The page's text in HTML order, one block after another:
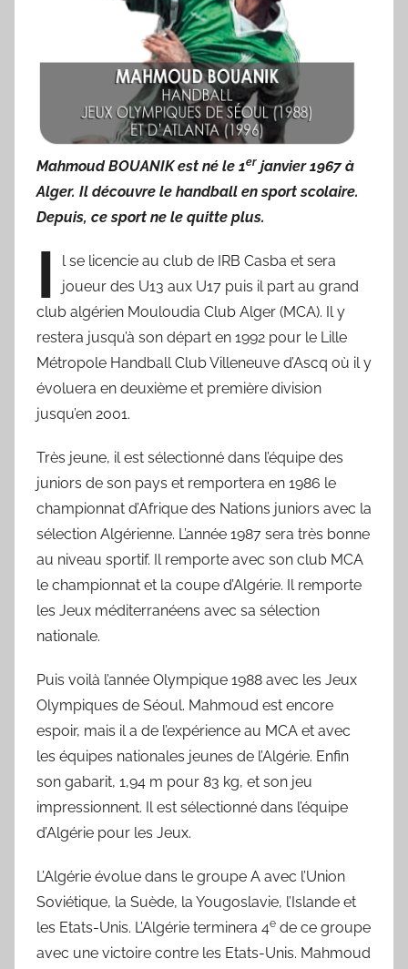
villeneuvois
m
a
Mahmoud BOUANIK est né le 1er janvier 1967 à
Alger. Il découvre le handball en sport scolaire.
Depuis, ce sport ne le quitte plus.
I
l se licencie au club de IRB Casba et sera
joueur des U13 aux U17 puis il part au grand
club algérien Mouloudia Club Alger (MCA). Il y
restera jusqu’à son départ en 1992 pour le Lille
Métropole Handball Club Villeneuve d’Ascq où il y
évoluera en deuxième et première division
jusqu’en 2001.
Très jeune, il est sélectionné dans l’équipe des
juniors de son pays et remportera en 1986 le
championnat d’Afrique des Nations juniors avec la
sélection Algérienne. L’année 1987 sera très bonne
au niveau sportif. Il remporte avec son club MCA
le championnat et la coupe d’Algérie. Il remporte
les Jeux méditerranéens avec sa sélection
nationale.
Puis voilà l’année Olympique 1988 avec les Jeux
Olympiques de Séoul. Mahmoud est encore
espoir, mais il a de l’expérience au MCA et avec
les équipes nationales jeunes de l’Algérie. Enfin
son gabarit, 1,94 m pour 83 kg, et son jeu
impressionnent. Il est sélectionné dans l’équipe
d’Algérie pour les Jeux.
L’Algérie évolue dans le groupe A avec l’Union
Soviétique, la Suède, la Yougoslavie, l’Islande et
les Etats-Unis. L’Algérie terminera 4e de ce groupe
avec une victoire contre les Etats-Unis. Mahmoud